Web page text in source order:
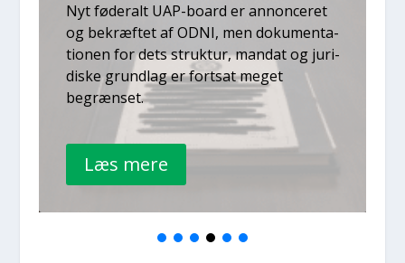
Nyt føde­ralt UAP-board er annon­ce­ret
og bekræf­tet af ODNI, men doku­men­ta­
tio­nen for dets struk­tur, man­dat og juri­
di­ske grund­lag er fort­sat meget
begræn­set.
Læs mere